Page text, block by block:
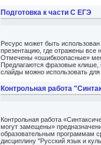
Подготовка к части С ЕГЭ
Ресурс может быть
презентацию, где отражены все
Отмечены «ошибкоопасные»
Предлагаются фразовые клише,
слайды можно использовать для
Контрольная работа
Контрольная работа
могут замещены»
образовательным программам
дисциплину "Русский язык и